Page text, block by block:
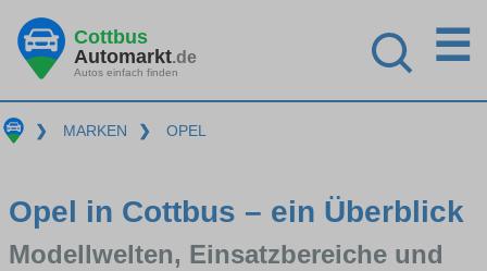
Cottbus
Automarkt.de
Autos einfach finden
☰
❯ MARKEN ❯ OPEL
Opel in Cottbus – ein Überblick
Modellwelten, Einsatzbereiche und